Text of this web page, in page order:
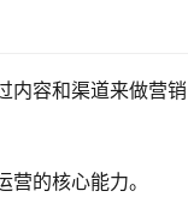
容和渠道来做营
的核心能力。